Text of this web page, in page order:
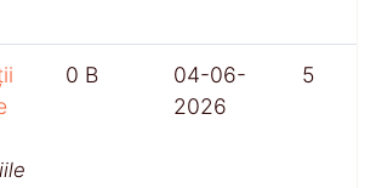
0 B
04-06-
2026
5